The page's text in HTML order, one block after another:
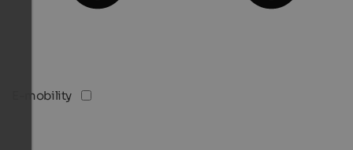
E-mobility